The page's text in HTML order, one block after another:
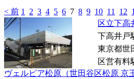
< 前 1 2 3 4 5 6 7 8 9 10 11 12
区立下高
下高井戸
東京都世
区営有料
ヴェルピア松原（世田谷区松原 京